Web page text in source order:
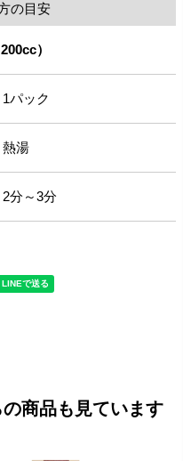
の目安
）
1パック
熱湯
2分～3分
商品も見ています